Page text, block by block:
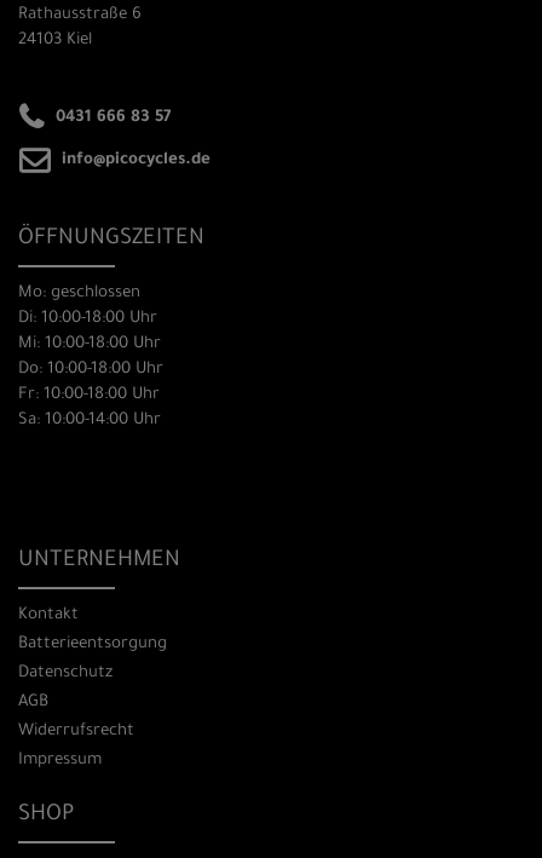
Rathausstraße 6
24103 Kiel
0431 666 83 57
info@picocycles.de
ÖFFNUNGSZEITEN
Mo: geschlossen
Di: 10:00-18:00 Uhr
Mi: 10:00-18:00 Uhr
Do: 10:00-18:00 Uhr
Fr: 10:00-18:00 Uhr
Sa: 10:00-14:00 Uhr
UNTERNEHMEN
Kontakt
Batterieentsorgung
Datenschutz
AGB
Widerrufsrecht
Impressum
SHOP